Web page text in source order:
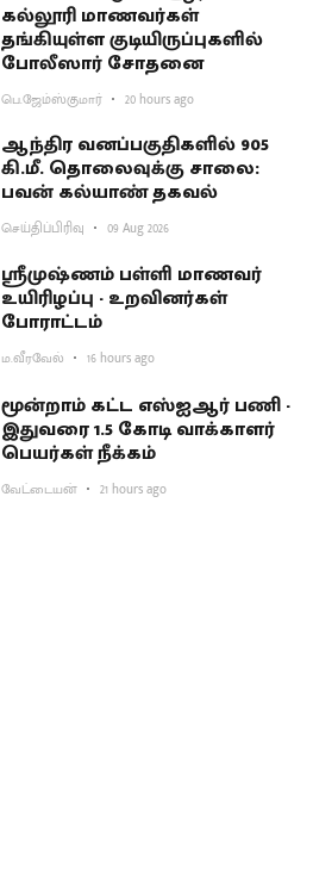
கல்லூரி மாணவர்கள்
தங்கியுள்ள குடியிருப்புகளில்
போலீஸார் சோதனை
பெ.ஜேம்ஸ்குமார் 20 hours ago
ஆந்திர வனப்பகுதிகளில் 905
கி.மீ. தொலைவுக்கு சாலை:
பவன் கல்யாண் தகவல்
செய்திப்பிரிவு 09 Aug 2026
ஸ்ரீமுஷ்ணம் பள்ளி மாணவர்
உயிரிழப்பு - உறவினர்கள்
போராட்டம்
ம.வீரவேல் 16 hours ago
மூன்றாம் கட்ட எஸ்ஐஆர் பணி -
இதுவரை 1.5 கோடி வாக்காளர்
பெயர்கள் நீக்கம்
வேட்டையன் 21 hours ago